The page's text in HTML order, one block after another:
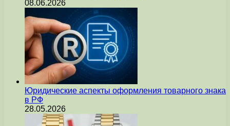
08.06.2026
Юридические аспекты оформления товарного знака
в РФ
28.05.2026